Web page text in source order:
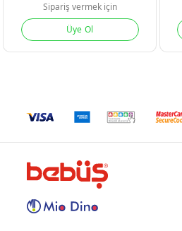
SARI MAVI
Sipariş vermek için
Üye Ol